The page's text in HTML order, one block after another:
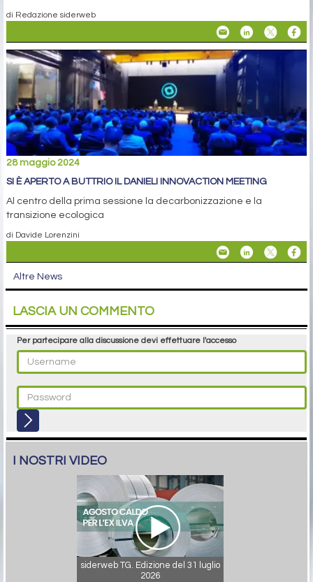
di Redazione siderweb
28 maggio 2024
SI È APERTO A BUTTRIO IL DANIELI INNOVACTION MEETING
Al centro della prima sessione la decarbonizzazione e la
transizione ecologica
di Davide Lorenzini
Altre News
LASCIA UN COMMENTO
Per partecipare alla discussione devi effettuare l'accesso
I NOSTRI VIDEO
siderweb TG. Edizione del 31 luglio
2026